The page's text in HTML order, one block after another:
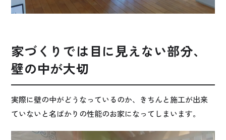
家づくりでは目に見えない部分、
壁の中が大切
実際に壁の中がどうなっているのか、きちんと施工が出来
ていないと名ばかりの性能のお家になってしまいます。